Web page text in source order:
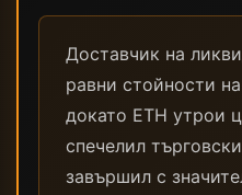
Доставчик на
равни стойности
докато ETH утрои
спечелил
завършил с